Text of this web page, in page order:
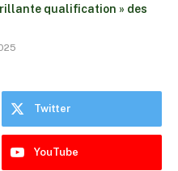
qualification » des
Twitter
YouTube